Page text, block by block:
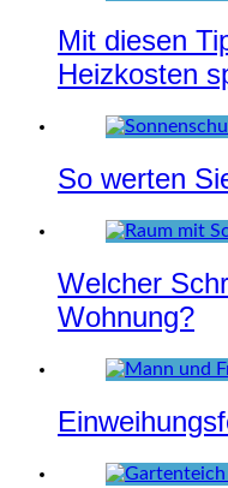
Mit diesen
Heizkosten
So werten
Welcher
Wohnung?